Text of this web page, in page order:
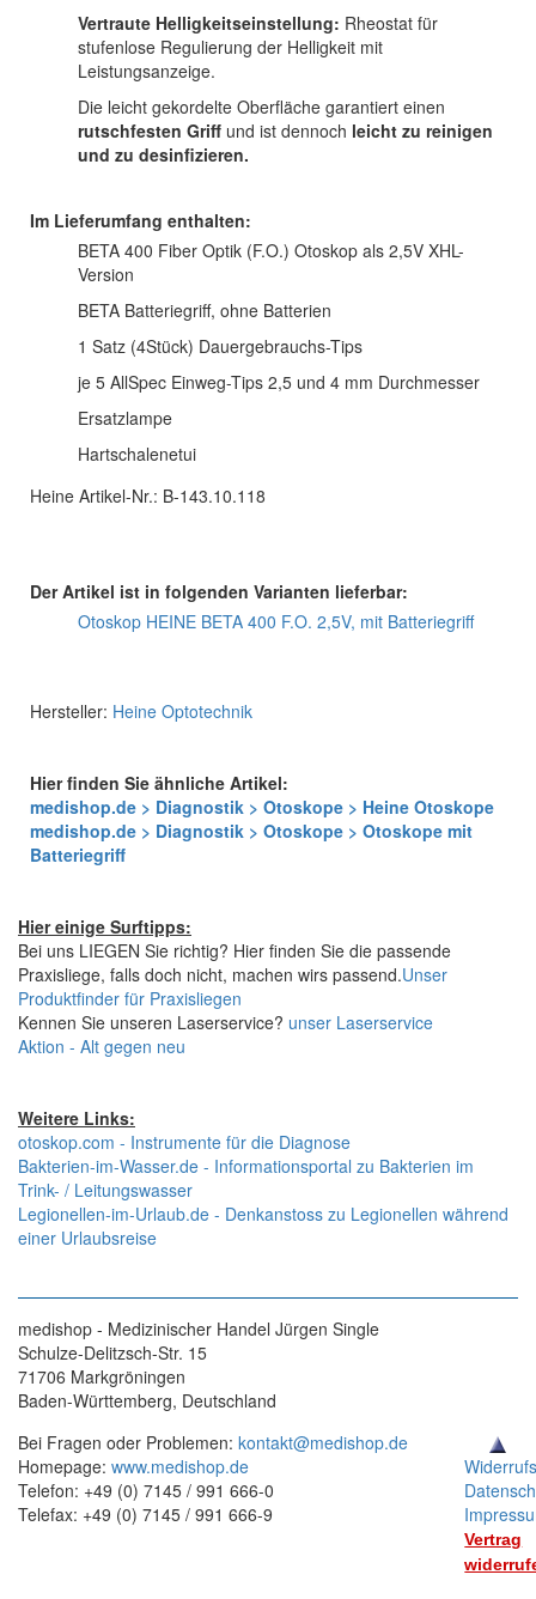
Vertraute Helligkeitseinstellung: Rheostat für
stufenlose Regulierung der Helligkeit mit
Leistungsanzeige.
Die leicht gekordelte Oberfläche garantiert einen
rutschfesten Griff und ist dennoch leicht zu reinigen
und zu desinfizieren.
Im Lieferumfang enthalten:
BETA 400 Fiber Optik (F.O.) Otoskop als 2,5V XHL-
Version
BETA Batteriegriff, ohne Batterien
1 Satz (4Stück) Dauergebrauchs-Tips
je 5 AllSpec Einweg-Tips 2,5 und 4 mm Durchmesser
Ersatzlampe
Hartschalenetui
Heine Artikel-Nr.: B-143.10.118
Der Artikel ist in folgenden Varianten lieferbar:
Otoskop HEINE BETA 400 F.O. 2,5V, mit Batteriegriff
Hersteller: Heine Optotechnik
Hier finden Sie ähnliche Artikel:
medishop.de > Diagnostik > Otoskope > Heine Otoskope
medishop.de > Diagnostik > Otoskope > Otoskope mit
Batteriegriff
Hier einige Surftipps:
Bei uns LIEGEN Sie richtig? Hier finden Sie die passende
Praxisliege, falls doch nicht, machen wirs passend.Unser
Produktfinder für Praxisliegen
Kennen Sie unseren Laserservice? unser Laserservice
Aktion - Alt gegen neu
Weitere Links:
otoskop.com - Instrumente für die Diagnose
Bakterien-im-Wasser.de - Informationsportal zu Bakterien im
Trink- / Leitungswasser
Legionellen-im-Urlaub.de - Denkanstoss zu Legionellen während
einer Urlaubsreise
medishop - Medizinischer Handel Jürgen Single
Schulze-Delitzsch-Str. 15
71706 Markgröningen
Baden-Württemberg, Deutschland
Bei Fragen oder Problemen: kontakt@medishop.de
Homepage: www.medishop.de
Telefon: +49 (0) 7145 / 991 666-0
Telefax: +49 (0) 7145 / 991 666-9
Vertrag